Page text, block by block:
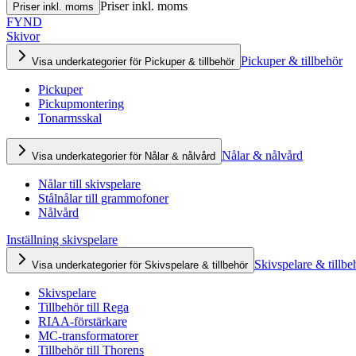
Priser inkl. moms Priser inkl. moms
FYND
Skivor
Visa underkategorier för Pickuper & tillbehör Pickuper & tillbehör
Pickuper
Pickupmontering
Tonarmsskal
Visa underkategorier för Nålar & nålvård Nålar & nålvård
Nålar till skivspelare
Stålnålar till grammofoner
Nålvård
Inställning skivspelare
Visa underkategorier för Skivspelare & tillbehör Skivspelare &
Skivspelare
Tillbehör till Rega
RIAA-förstärkare
MC-transformatorer
Tillbehör till Thorens